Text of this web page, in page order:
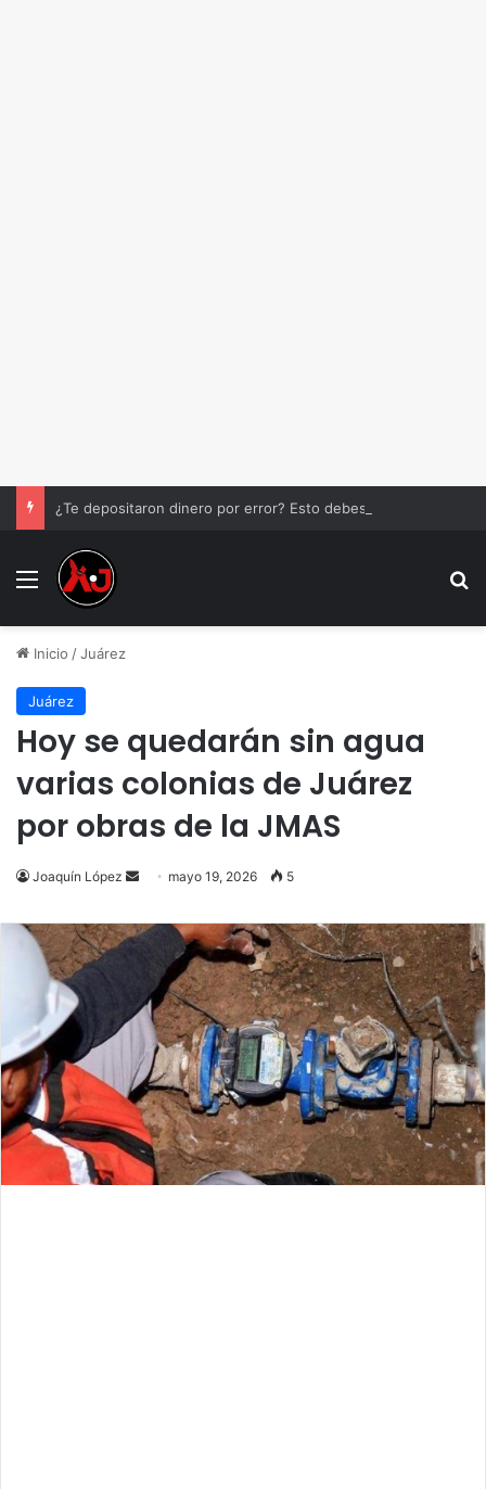
Menu
Inicio /Juárez
Juárez
Hoy se quedarán sin agua
varias colonias de Juárez
por obras de la JMAS
Joaquín López
Send
email
mayo 19, 2026 5